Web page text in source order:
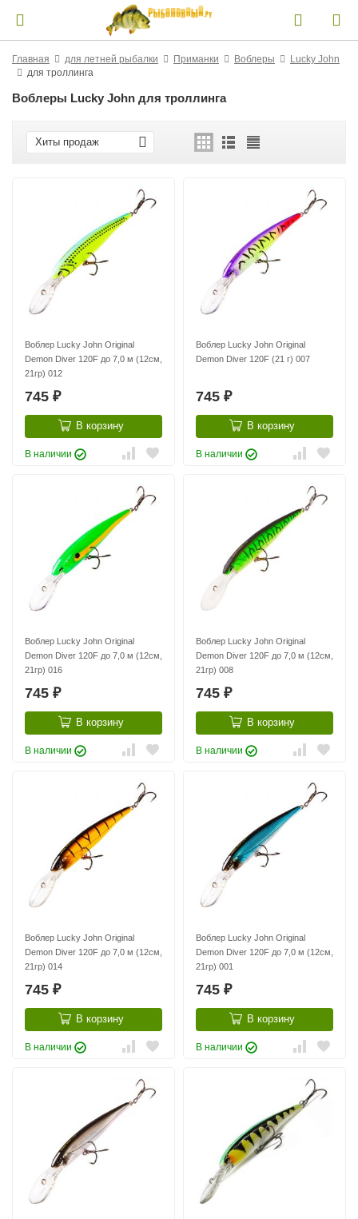
Главная для летней рыбалки Приманки Воблеры
Lucky John
для троллинга
Воблеры Lucky John для троллинга
Хиты продаж
Воблер Lucky John Original
Demon Diver 120F до 7,0 м (12см,
21гр) 012
745 ₽
В корзину
В наличии
Воблер Lucky John Original
Demon Diver 120F (21 г) 007
745 ₽
В корзину
В наличии
Воблер Lucky John Original
Demon Diver 120F до 7,0 м (12см,
21гр) 016
745 ₽
В корзину
В наличии
Воблер Lucky John Original
Demon Diver 120F до 7,0 м (12см,
21гр) 008
745 ₽
В корзину
В наличии
Воблер Lucky John Original
Demon Diver 120F до 7,0 м (12см,
21гр) 014
745 ₽
В корзину
В наличии
Воблер Lucky John Original
Demon Diver 120F до 7,0 м (12см,
21гр) 001
745 ₽
В корзину
В наличии